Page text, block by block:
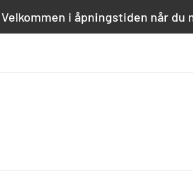
i åpningstiden når du